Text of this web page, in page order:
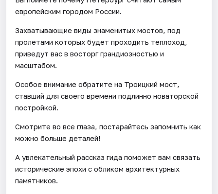
европейским городом России.
Захватывающие виды знаменитых мостов, под
пролетами которых будет проходить теплоход,
приведут вас в восторг грандиозностью и
масштабом.
Особое внимание обратите на Троицкий мост,
ставший для своего времени подлинно новаторской
постройкой.
Смотрите во все глаза, постарайтесь запомнить как
можно больше деталей!
А увлекательный рассказ гида поможет вам связать
исторические эпохи c обликом архитектурных
памятников.